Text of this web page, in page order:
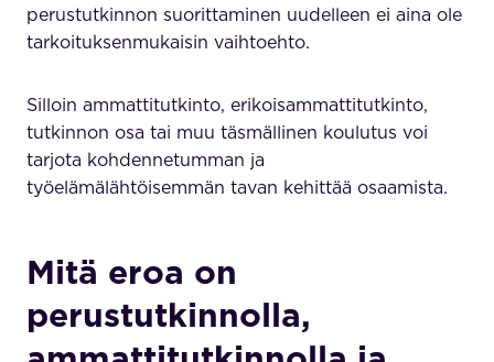
perustutkinnon suorittaminen uudelleen ei aina ole
tarkoituksenmukaisin vaihtoehto.
Silloin ammattitutkinto, erikoisammattitutkinto,
tutkinnon osa tai muu täsmällinen koulutus voi
tarjota kohdennetumman ja
työelämälähtöisemmän tavan kehittää osaamista.
Mitä eroa on
perustutkinnolla,